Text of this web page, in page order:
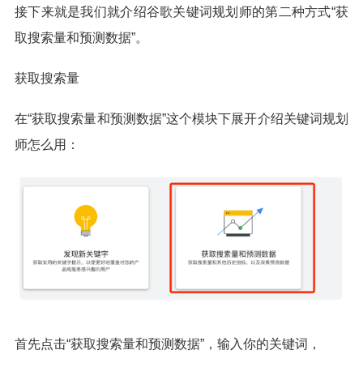
接下来就是我们就介绍谷歌关键词规划师的第二种方式“获
取搜索量和预测数据”。
获取搜索量
在“获取搜索量和预测数据”这个模块下展开介绍关键词规划
师怎么用：
首先点击“获取搜索量和预测数据”，输入你的关键词，